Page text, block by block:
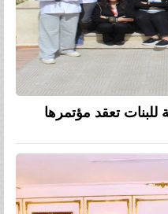
للبنات تعقد مؤتمرها